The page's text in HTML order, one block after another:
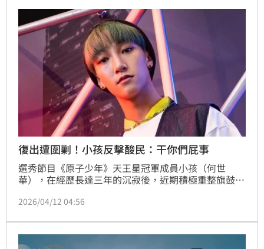
復出遭圍剿！小孩反擊酸民：干你們屁事
選秀節目《原子少年》天王星冠軍成員小孩（何世
華），在經歷長達三年的沉寂後，近期積極重整旗鼓準
發布新歌試水溫後，網路負面聲浪排山倒海而來。面對
論，小孩於今（11）日打破沉默，在
2026/04/12 04:56